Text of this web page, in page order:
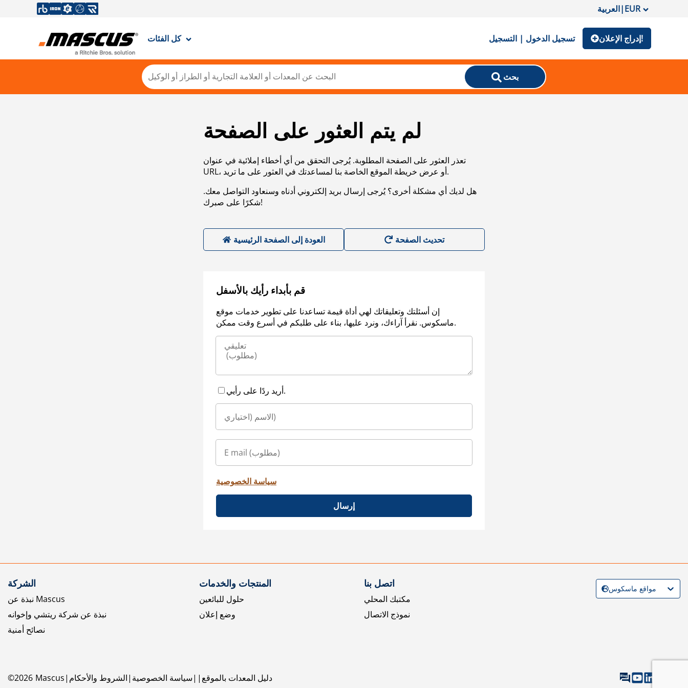
العربية|EUR
كل الفئات تسجيل الدخول | التسجيل إدراج الإعلان!
بحث
لم يتم العثور على الصفحة
تعذر العثور على الصفحة المطلوبة. يُرجى التحقق من أي أخطاء إملائية في عنوان
URL، أو عرض خريطة الموقع الخاصة بنا لمساعدتك في العثور على ما تريد.
هل لديك أي مشكلة أخرى؟ يُرجى إرسال بريد إلكتروني أدناه وسنعاود التواصل معك.
شكرًا على صبرك!
العودة إلى الصفحة الرئيسية
قم بأبداء رأيك بالأسفل
إن أسئلتك وتعليقاتك لهي أداة قيمة تساعدنا على تطوير خدمات موقع
ماسكوس. نقرأ آراءك، ونرد عليها، بناء على طلبكم في أسرع وقت ممكن.
أريد ردًا على رأيي.
سياسة الخصوصية
إرسال
الشركة
نبذة عن Mascus
نبذة عن شركة ريتشي وإخوانه
نصائح أمنية
المنتجات والخدمات
حلول للبائعين
وضع إعلان
اتصل بنا
مكتبك المحلي
نموذج الاتصال
©2026 Mascus الشروط والأحكام سياسة الخصوصية دليل المعدات بالموقع
مواقع ماسكوس